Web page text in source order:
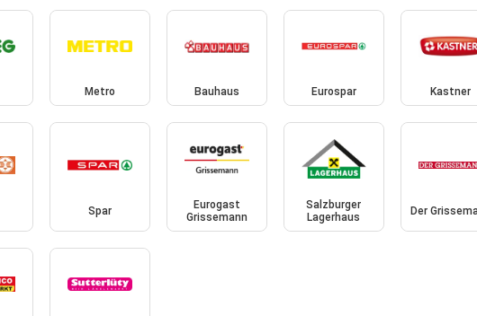
Metro Bauhaus Eurospar Kastner
Spar
Eurogast
Grissemann
Salzburger
Lagerhaus
Der